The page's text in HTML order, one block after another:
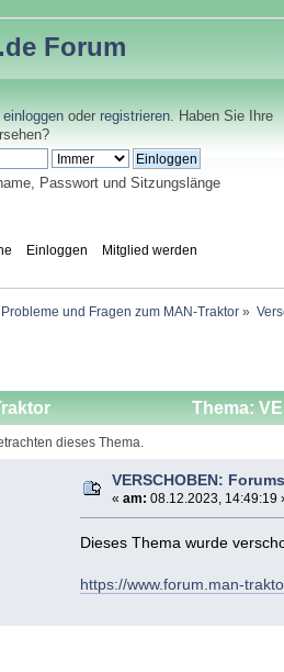
Forum
einloggenoder registrieren. Haben Sie Ihre
Passwort und Sitzungslänge
Einloggen Mitglied werden
Probleme und Fragen zum MAN-Traktor »
Thema:
dieses Thema.
VERSCHOBEN:
« am: 08.12.2023, 14:49:19
Dieses Thema wurde
https://www.forum.man-